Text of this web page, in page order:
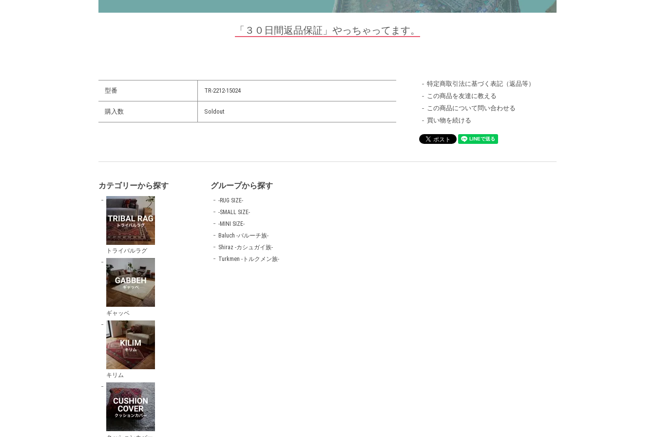
「３０日間返品保証」やっちゃってます。
型番 TR-2212-15024
購入数 Soldout
特定商取引法に基づく表記（返品等）
この商品を友達に教える
この商品について問い合わせる
買い物を続ける
カテゴリーから探す
トライバルラグ
ギャッベ
キリム
グループから探す
-RUG SIZE-
-SMALL SIZE-
-MINI SIZE-
Baluch -バルーチ族-
Shiraz -カシュガイ族-
Turkmen -トルクメン族-